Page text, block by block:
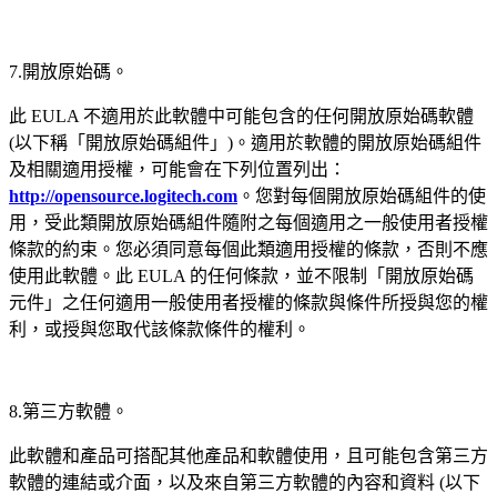
7.開放原始碼。
此 EULA 不適用於此軟體中可能包含的任何開放原始碼軟體
(以下稱「開放原始碼組件」)。適用於軟體的開放原始碼組件
及相關適用授權，可能會在下列位置列出：
http://opensource.logitech.com 。您對每個開放原始碼組件的使
用，受此類開放原始碼組件隨附之每個適用之一般使用者授權
條款的約束。您必須同意每個此類適用授權的條款，否則不應
使用此軟體。此 EULA 的任何條款，並不限制「開放原始碼
元件」之任何適用一般使用者授權的條款與條件所授與您的權
利，或授與您取代該條款條件的權利。
8.第三方軟體。
此軟體和產品可搭配其他產品和軟體使用，且可能包含第三方
軟體的連結或介面，以及來自第三方軟體的內容和資料 (以下